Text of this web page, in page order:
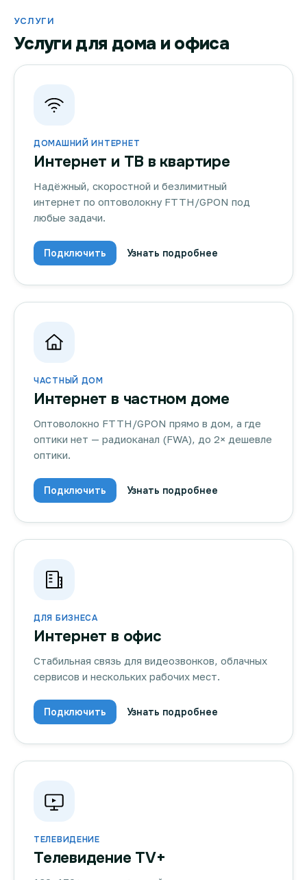
УСЛУГИ
Услуги для дома и офиса
ДОМАШНИЙ ИНТЕРНЕТ
Интернет и ТВ в квартире
Надёжный, скоростной и безлимитный
интернет по оптоволокну FTTH/GPON под
любые задачи.
Подключить Узнать подробнее
ЧАСТНЫЙ ДОМ
Интернет в частном доме
Оптоволокно FTTH/GPON прямо в дом, а где
оптики нет — радиоканал (FWA), до 2× дешевле
оптики.
Подключить Узнать подробнее
ДЛЯ БИЗНЕСА
Интернет в офис
Стабильная связь для видеозвонков, облачных
сервисов и нескольких рабочих мест.
Подключить Узнать подробнее
ТЕЛЕВИДЕНИЕ
Телевидение TV+